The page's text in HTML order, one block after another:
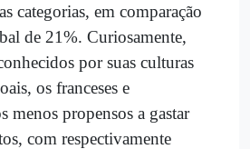
categorias, em comparação
de 21%. Curiosamente,
por suas culturas
os franceses e
menos propensos a gastar
com respectivamente